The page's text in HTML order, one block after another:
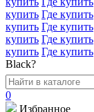
купить Где купить
купить Где купить
купить Где купить
купить Где купить
Black?
0
Избранное